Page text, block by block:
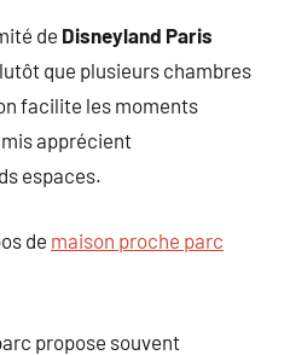
de Disneyland Paris
que plusieurs chambres
facilite les moments
apprécient
espaces.
de maison proche parc
propose souvent